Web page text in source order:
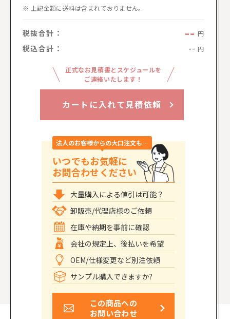
上記金額に送料は含まれておりません。
税抜合計： -- 円
税込合計： -- 円
正式なお見積書とスケジュールを
ご連絡いたします！
カートに入れて見積依頼
法人のお客様からの大口注文も…
いつでもお気軽に
お問合わせください
大量購入による値引は可能？
卸販売/代理店様のご依頼
在庫や納期を事前に確認
会社の規定上、後払いを希望
OEM/仕様変更など別注依頼
サンプル購入できますか?
この商品への
お問い合わせ